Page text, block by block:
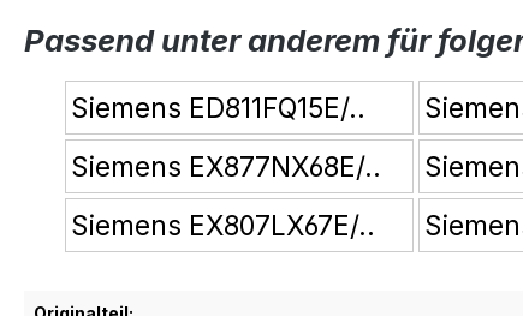
Passend unter anderem für
Siemens ED811FQ15E/..
Siemens EX877NX68E/..
Siemens EX807LX67E/..